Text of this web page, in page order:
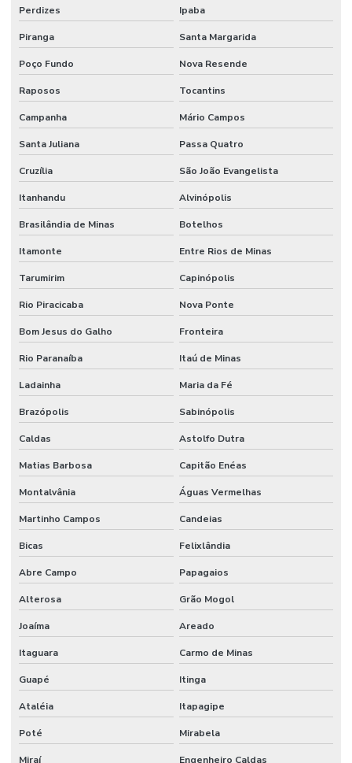
Serviço De Jardinagem E Conservação
Serviço De Limpeza De Escritórios
Serviço De Limpeza Regular E Programada
Serviço De Manutenção Predial Completo
Serviço De Manutenção Preditiva
Serviço De Manutenção Preventiva Para Máquinas
Serviço De Pintura Em Edificações
Serviço especializado de elétrica
Serviço Especializado Em Manutenção Preventiva
Serviço de facilities
Serviço de facilities industrial
Serviço de infraestrutura
Serviço de manutenção
Serviço de manutenção industrial
Serviço de montagem industrial
Serviços De Impermeabilização Predial
Serviços De Manutenção Predial De Qualidade
Serviços De Manutenção Preventiva
Serviços de gestão de ativos e manutenção
Serviços de manutenção industrial e corporativa
Serviços de manutenção preventiva industrial
Perdizes Ipaba
Piranga Santa Margarida
Poço Fundo Nova Resende
Raposos Tocantins
Campanha Mário Campos
Santa Juliana Passa Quatro
Cruzília São João Evangelista
Itanhandu Alvinópolis
Brasilândia de Minas Botelhos
Itamonte Entre Rios de Minas
Tarumirim Capinópolis
Rio Piracicaba Nova Ponte
Bom Jesus do Galho Fronteira
Rio Paranaíba Itaú de Minas
Ladainha Maria da Fé
Brazópolis Sabinópolis
Caldas Astolfo Dutra
Matias Barbosa Capitão Enéas
Montalvânia Águas Vermelhas
Martinho Campos Candeias
Bicas Felixlândia
Abre Campo Papagaios
Alterosa Grão Mogol
Joaíma Areado
Itaguara Carmo de Minas
Guapé Itinga
Ataléia Itapagipe
Poté Mirabela
Miraí Engenheiro Caldas